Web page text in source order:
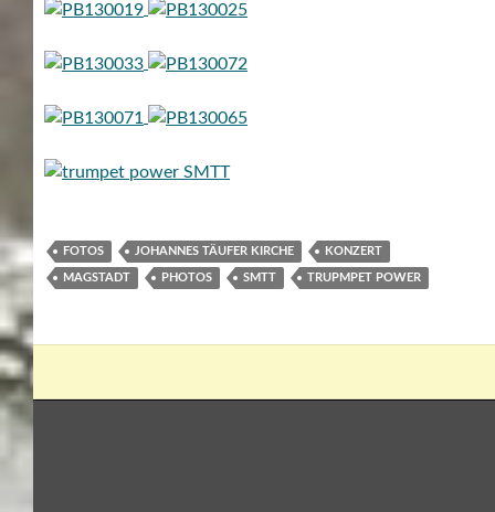
FOTOS JOHANNES TÄUFER KIRCHE KONZERT
MAGSTADT PHOTOS SMTT TRUPMPET POWER